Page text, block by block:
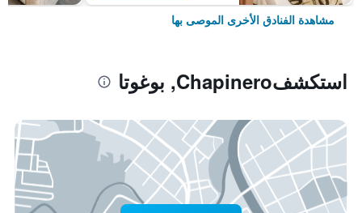
مشاهدة الفنادق الأخرى الموصى بها
استكشفChapinero, بوغوتا